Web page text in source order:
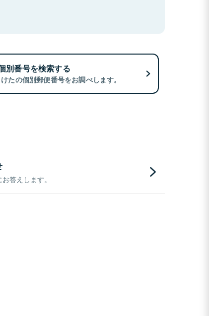
別番号を検索する
たの個別郵便番号をお調べします。
答えします。